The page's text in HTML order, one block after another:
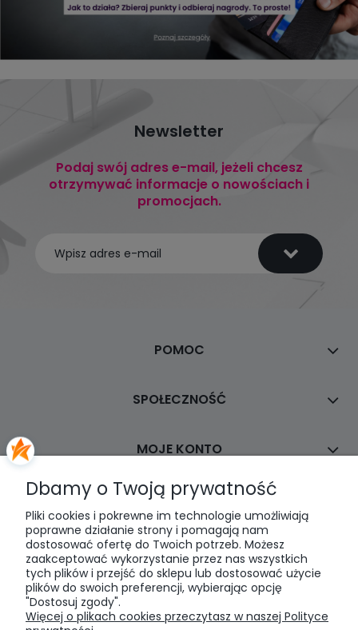
Newsletter
Podaj swój adres e-mail, jeżeli chcesz
otrzymywać informacje o nowościach i
promocjach.
POMOC
SPOŁECZNOŚĆ
MOJE KONTO
PŁATNOŚCI I DOSTAWA
INFORMACJE
O NAS
Dbamy o Twoją prywatność
Pliki cookies i pokrewne im technologie umożliwiają
poprawne działanie strony i pomagają nam
dostosować ofertę do Twoich potrzeb. Możesz
zaakceptować wykorzystanie przez nas wszystkich
tych plików i przejść do sklepu lub dostosować użycie
plików do swoich preferencji, wybierając opcję
"Dostosuj zgody".
Więcej o plikach cookies przeczytasz w naszej Polityce